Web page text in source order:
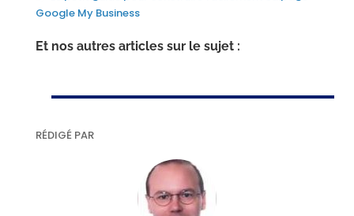
Google My Business
Et nos autres articles sur le sujet :
RÉDIGÉ PAR